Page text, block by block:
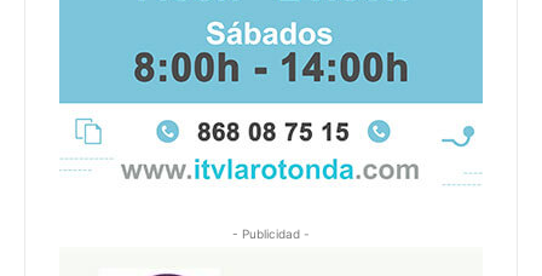
- Publicidad -